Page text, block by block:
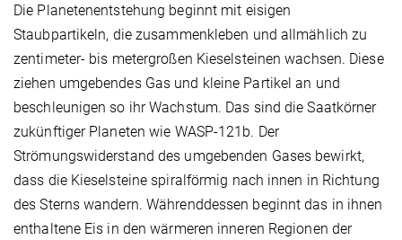
Die Planetenentstehung beginnt mit eisigen
Staubpartikeln, die zusammenkleben und allmählich zu
zentimeter- bis metergroßen Kieselsteinen wachsen. Diese
ziehen umgebendes Gas und kleine Partikel an und
beschleunigen so ihr Wachstum. Das sind die Saatkörner
zukünftiger Planeten wie WASP-121b. Der
Strömungswiderstand des umgebenden Gases bewirkt,
dass die Kieselsteine spiralförmig nach innen in Richtung
des Sterns wandern. Währenddessen beginnt das in ihnen
enthaltene Eis in den wärmeren inneren Regionen der